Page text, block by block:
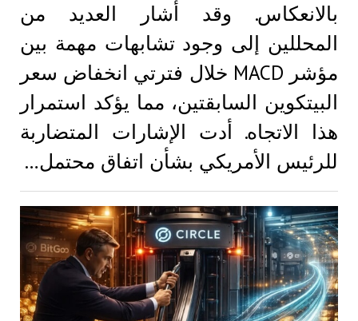
بالانعكاس. وقد أشار العديد من
المحللين إلى وجود تشابهات مهمة بين
مؤشر MACD خلال فترتي انخفاض سعر
البيتكوين السابقتين، مما يؤكد استمرار
هذا الاتجاه. أدت الإشارات المتضاربة
للرئيس الأمريكي بشأن اتفاق محتمل…